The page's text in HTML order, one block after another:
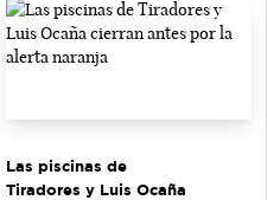
Las piscinas de
Tiradores y Luis Ocaña